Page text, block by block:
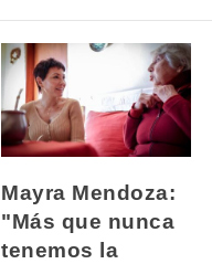
Mayra Mendoza:
"Más que nunca
tenemos la